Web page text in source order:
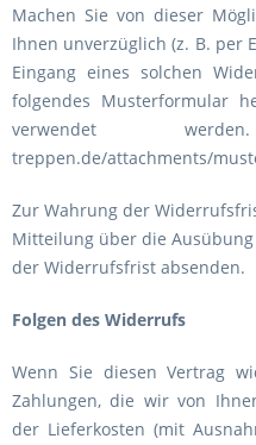
Machen Sie von dieser
Ihnen unverzüglich (z. B. per
Eingang eines solchen
folgendes Musterformular
verwendet werden.
treppen.de/attachments/
Zur Wahrung der
Mitteilung über die
der Widerrufsfrist absenden.
Folgen des Widerrufs
Wenn Sie diesen Vertrag
Zahlungen, die wir von
der Lieferkosten (mit